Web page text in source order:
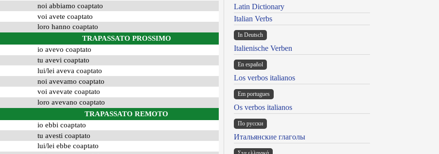
noi abbiamo coaptato
voi avete coaptato
loro hanno coaptato
TRAPASSATO PROSSIMO
io avevo coaptato
tu avevi coaptato
lui/lei aveva coaptato
noi avevamo coaptato
voi avevate coaptato
loro avevano coaptato
TRAPASSATO REMOTO
io ebbi coaptato
tu avesti coaptato
lui/lei ebbe coaptato
Latin Dictionary
Italian Verbs
In Deutsch
Italienische Verben
En español
Los verbos italianos
Em portugues
Os verbos italianos
По русски
Итальянские глаголы